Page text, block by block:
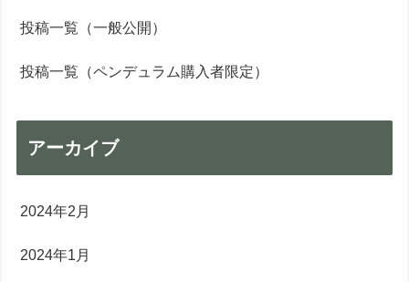
投稿一覧（一般公開）
投稿一覧（ペンデュラム購入者限定）
アーカイブ
2024年2月
2024年1月